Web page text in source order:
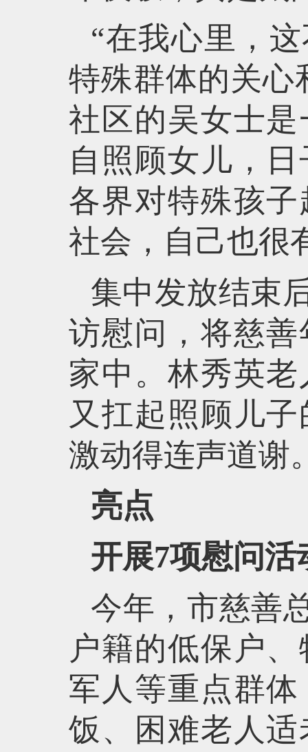
“在我心里，
特殊群体的关心
社区的吴女士
自照顾女儿，
各界对特殊孩
社会，自己也很
集中发放结束
访慰问，将慈
家中。林秀英
又扛起照顾儿
激动得连声道谢
亮点
开展7项慰问活
今年，市慈善
户籍的低保户
军人等重点群
饭、困难老人